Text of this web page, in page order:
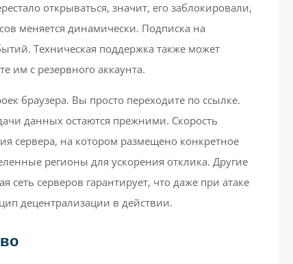
открываться, значит, его заблокировали,
меняется динамически. Подписка на
Техническая поддержка также может
им с резервного аккаунта.
браузера. Вы просто переходите по ссылке.
данных остаются прежними. Скорость
сервера, на котором размещено конкретное
регионы для ускорения отклика. Другие
сеть серверов гарантирует, что даже при атаке
децентрализации в действии.